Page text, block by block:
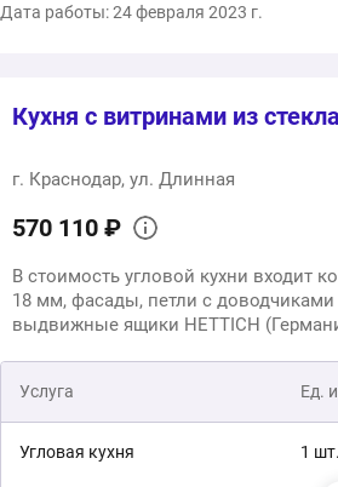
Дата работы: 24 февраля 2023 г.
Кухня с витринами из
г. Краснодар, ул. Длинная
570 110 ₽
В стоимость угловой кухни входит
18 мм, фасады, петли с доводчиками
выдвижные ящики HETTICH
встраеваемая кофеварка
Услуга Ед.
Угловая кухня 1 шт.